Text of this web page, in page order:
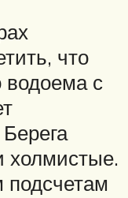
что
водоема с
холмистые.